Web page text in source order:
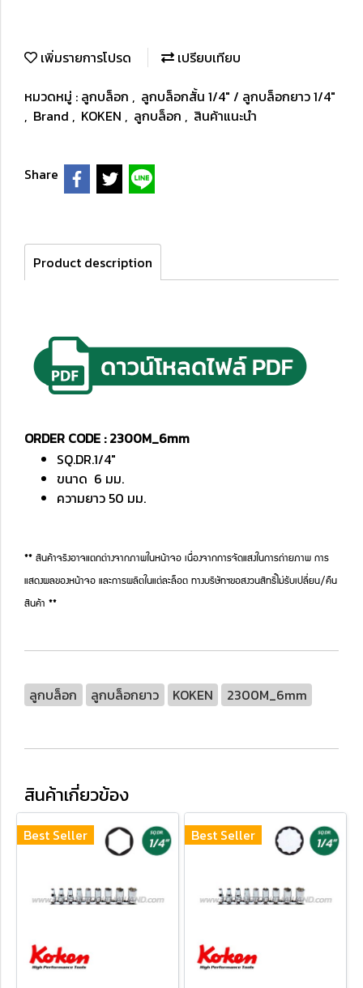
เพิ่มรายการโปรด
เปรียบเทียบ
หมวดหมู่ : ลูกบล็อก , ลูกบล็อกสั้น 1/4" / ลูกบล็อกยาว 1/4"
, Brand , KOKEN , ลูกบล็อก , สินค้าแนะนำ
Share
Product description
ORDER CODE : 2300M_6mm
SQ.DR.1/4"
ขนาด 6 มม.
ความยาว 50 มม.
** สินค้าจริงอาจแตกต่างจากภาพในหน้าจอ เนื่องจากการจัดแสงในการถ่ายภาพ การ
แสดงผลของหน้าจอ และการผลิตในแต่ละล็อต ทางบริษัทฯขอสงวนสิทธิ์ไม่รับเปลี่ยน/คืน
สินค้า **
ลูกบล็อก ลูกบล็อกยาว KOKEN 2300M_6mm
สินค้าเกี่ยวข้อง
Best Seller Best Seller